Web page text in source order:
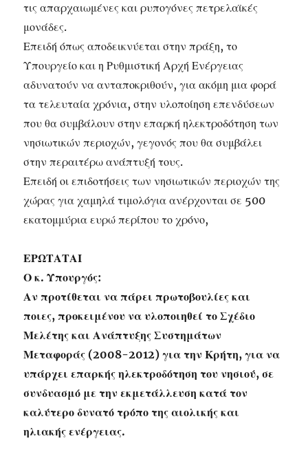
τις απαρχαιωμένες και ρυπογόνες πετρελαϊκές
μονάδες.
Επειδή όπως αποδεικνύεται στην πράξη, το
Υπουργείο και η Ρυθμιστική Αρχή Ενέργειας
αδυνατούν να ανταποκριθούν, για ακόμη μια φορά
τα τελευταία χρόνια, στην υλοποίηση επενδύσεων
που θα συμβάλουν στην επαρκή ηλεκτροδότηση των
νησιωτικών περιοχών, γεγονός που θα συμβάλει
στην περαιτέρω ανάπτυξή τους.
Επειδή οι επιδοτήσεις των νησιωτικών περιοχών της
χώρας για χαμηλά τιμολόγια ανέρχονται σε 500
εκατομμύρια ευρώ περίπου το χρόνο,
ΕΡΩΤΑΤΑΙ
Ο κ. Υπουργός:
Αν προτίθεται να πάρει πρωτοβουλίες και
ποιες, προκειμένου να υλοποιηθεί το Σχέδιο
Μελέτης και Ανάπτυξης Συστημάτων
Μεταφοράς (2008-2012) για την Κρήτη, για να
υπάρχει επαρκής ηλεκτροδότηση του νησιού, σε
συνδυασμό με την εκμετάλλευση κατά τον
καλύτερο δυνατό τρόπο της αιολικής και
ηλιακής ενέργειας.